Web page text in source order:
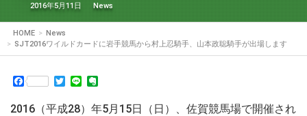
2016年5月11日 News
HOME
News
SJT2016ワイルドカードに岩手競馬から村上忍騎手、山本政聡騎手が出場します
FacebookTwitter
Line
2016（平成28）年5月15日（日）、佐賀競馬場で開催され